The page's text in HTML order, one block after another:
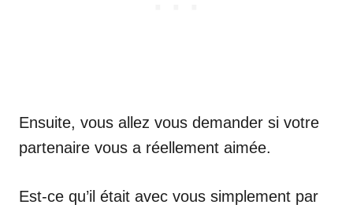
Ensuite, vous allez vous demander si votre
partenaire vous a réellement aimée.
Est-ce qu’il était avec vous simplement par